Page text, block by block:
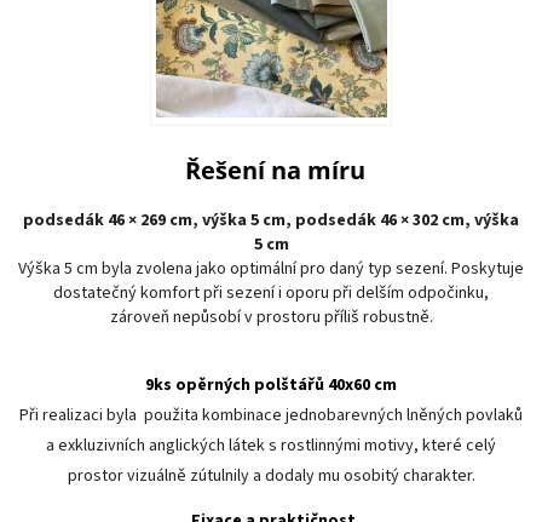
Řešení na míru
podsedák 46 × 269 cm, výška 5 cm, podsedák 46 × 302 cm, výška
5 cm
Výška 5 cm byla zvolena jako optimální pro daný typ sezení. Poskytuje
dostatečný komfort při sezení i oporu při delším odpočinku,
zároveň nepůsobí v prostoru příliš robustně.
9ks opěrných polštářů 40x60 cm
Při realizaci byla použita kombinace jednobarevných lněných povlaků
a exkluzivních anglických látek s rostlinnými motivy, které celý
prostor vizuálně zútulnily a dodaly mu osobitý charakter.